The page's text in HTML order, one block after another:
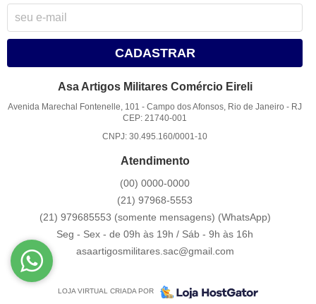
CADASTRAR
Asa Artigos Militares Comércio Eireli
Avenida Marechal Fontenelle, 101 -Campo dos Afonsos, Rio de Janeiro - RJ
CEP: 21740-001
CNPJ: 30.495.160/0001-10
Atendimento
(00) 0000-0000
(21) 97968-5553
(21) 979685553 (somente mensagens) (WhatsApp)
Seg - Sex - de 09h às 19h / Sáb - 9h às 16h
asaartigosmilitares.sac@gmail.com
LOJA VIRTUAL CRIADA POR